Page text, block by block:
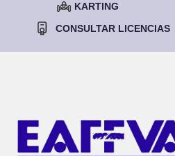
KARTING
CONSULTAR LICENCIAS